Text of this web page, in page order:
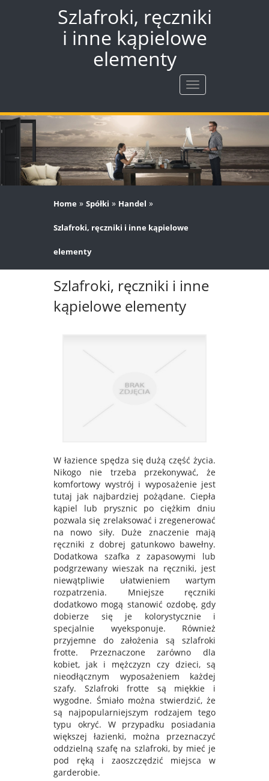
Szlafroki, ręczniki
i inne kąpielowe
elementy
Rozwiń
nawigację
Home » Spółki » Handel »
Szlafroki, ręczniki i inne kąpielowe
elementy
Szlafroki, ręczniki i inne
kąpielowe elementy
W łazience spędza się dużą część życia.
Nikogo nie trzeba przekonywać, że
komfortowy wystrój i wyposażenie jest
tutaj jak najbardziej pożądane. Ciepła
kąpiel lub prysznic po ciężkim dniu
pozwala się zrelaksować i zregenerować
na nowo siły. Duże znaczenie mają
ręczniki z dobrej gatunkowo bawełny.
Dodatkowa szafka z zapasowymi lub
podgrzewany wieszak na ręczniki, jest
niewątpliwie ułatwieniem wartym
rozpatrzenia. Mniejsze ręczniki
dodatkowo mogą stanowić ozdobę, gdy
dobierze się je kolorystycznie i
specjalnie wyeksponuje. Również
przyjemne do założenia są szlafroki
frotte. Przeznaczone zarówno dla
kobiet, jak i mężczyzn czy dzieci, są
nieodłącznym wyposażeniem każdej
szafy. Szlafroki frotte są miękkie i
wygodne. Śmiało można stwierdzić, że
są najpopularniejszym rodzajem tego
typu okryć. W przypadku posiadania
większej łazienki, można przeznaczyć
oddzielną szafę na szlafroki, by mieć je
pod ręką i zaoszczędzić miejsca w
garderobie.